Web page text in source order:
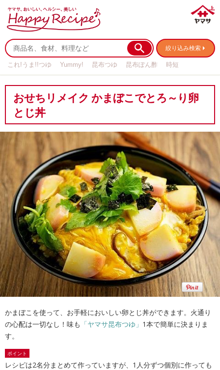
絞り込み検索
これ!うま!!つゆ Yummy! 昆布つゆ 昆布ぽん酢
時短
おせちリメイク かまぼこでとろ～り卵
とじ丼
かまぼこを使って、お手軽においしい卵とじ丼ができます。火通り
の心配は一切なし！味も 「ヤマサ昆布つゆ」 1本で簡単に決まりま
す。
ポイント
レシピは2名分まとめて作っていますが、1人分ずつ個別に作っても